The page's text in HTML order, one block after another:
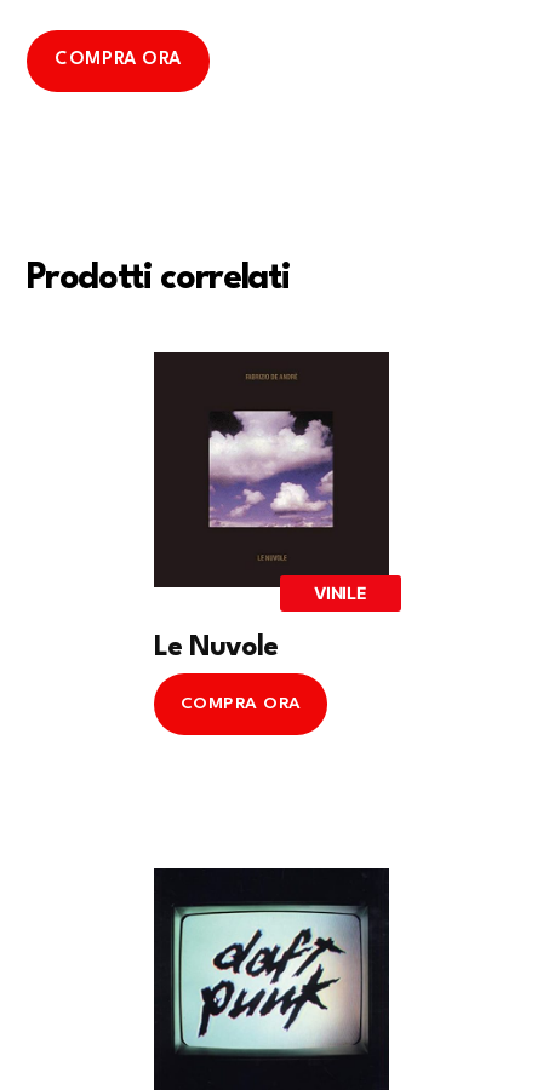
COMPRA ORA
Prodotti correlati
VINILE
Le Nuvole
COMPRA ORA